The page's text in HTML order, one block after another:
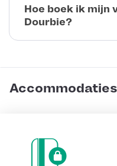
Hoe boek ik mijn
Dourbie?